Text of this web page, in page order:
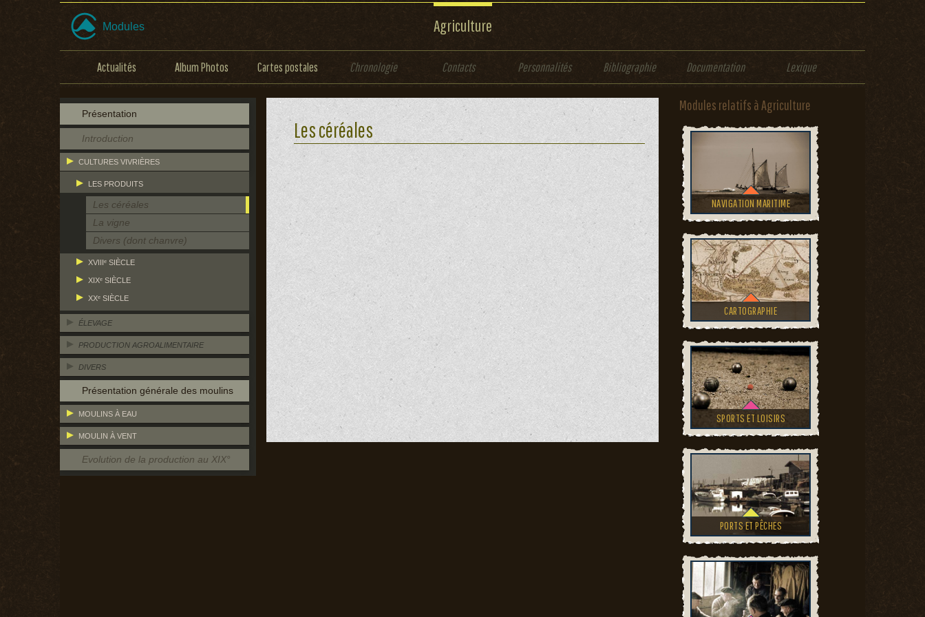
Modules Agriculture
Actualités Album Photos Cartes postales Chronologie Contacts Personnalités Bibliographie Documentation Lexique
Présentation
Introduction
CULTURES VIVRIÈRES
LES PRODUITS
Les céréales
La vigne
Divers (dont chanvre)
XVIIIᵉ SIÈCLE
XIXᵉ SIÈCLE
XXᵉ SIÈCLE
ÉLEVAGE
PRODUCTION AGROALIMENTAIRE
DIVERS
Présentation générale des moulins
MOULINS À EAU
MOULIN À VENT
Evolution de la production au XIX°
Les céréales
Modules relatifs à Agriculture
NAVIGATION MARITIME
CARTOGRAPHIE
SPORTS ET LOISIRS
PORTS ET PÊCHES